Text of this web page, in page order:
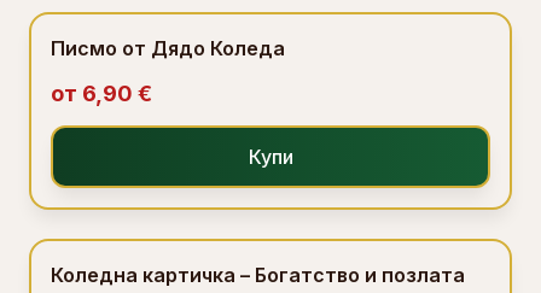
Писмо от Дядо Коледа
от 6,90 €
Купи
Коледна картичка – Богатство и позлата